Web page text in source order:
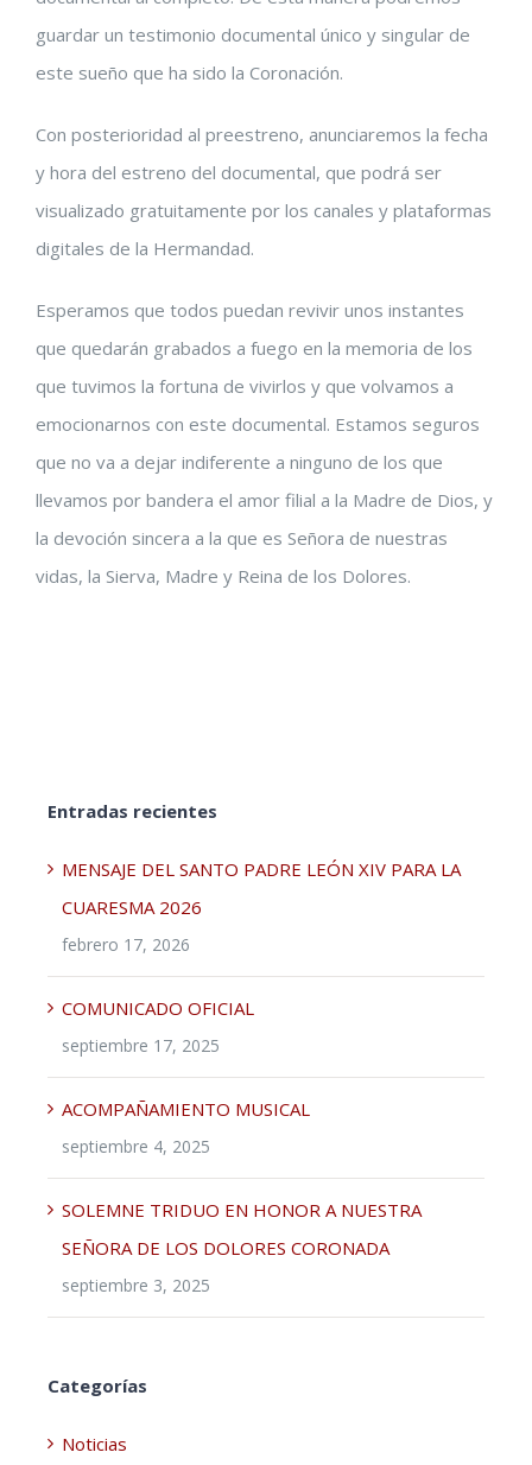
guardar un testimonio documental único y singular de
este sueño que ha sido la Coronación.
Con posterioridad al preestreno, anunciaremos la fecha
y hora del estreno del documental, que podrá ser
visualizado gratuitamente por los canales y plataformas
digitales de la Hermandad.
Esperamos que todos puedan revivir unos instantes
que quedarán grabados a fuego en la memoria de los
que tuvimos la fortuna de vivirlos y que volvamos a
emocionarnos con este documental. Estamos seguros
que no va a dejar indiferente a ninguno de los que
llevamos por bandera el amor filial a la Madre de Dios, y
la devoción sincera a la que es Señora de nuestras
vidas, la Sierva, Madre y Reina de los Dolores.
Entradas recientes
MENSAJE DEL SANTO PADRE LEÓN XIV PARA LA
CUARESMA 2026
febrero 17, 2026
COMUNICADO OFICIAL
septiembre 17, 2025
ACOMPAÑAMIENTO MUSICAL
septiembre 4, 2025
SOLEMNE TRIDUO EN HONOR A NUESTRA
SEÑORA DE LOS DOLORES CORONADA
septiembre 3, 2025
Categorías
Noticias